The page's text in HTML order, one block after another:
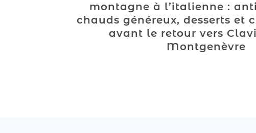
montagne à l’italienne :
chauds généreux, desserts et
avant le retour vers
Montgenèvre